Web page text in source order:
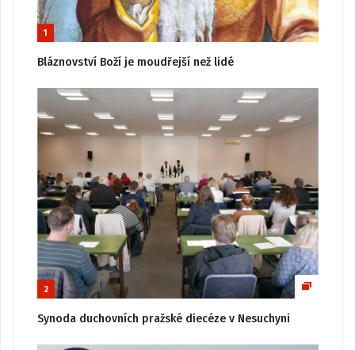
1
Bláznovství Boží je moudřejší než lidé
2
Synoda duchovních pražské diecéze v Nesuchyni